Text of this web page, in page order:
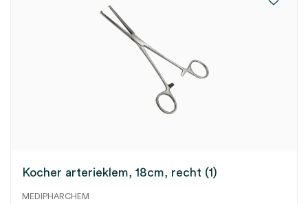
Kocher arterieklem, 18cm, recht (1)
MEDIPHARCHEM